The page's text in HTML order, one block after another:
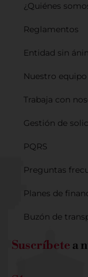
¿Quiénes
Reglamentos
Entidad sin
Nuestro equipo
Trabaja con
Gestión de
PQRS
Preguntas
Planes de
Buzón de
Suscríbete a